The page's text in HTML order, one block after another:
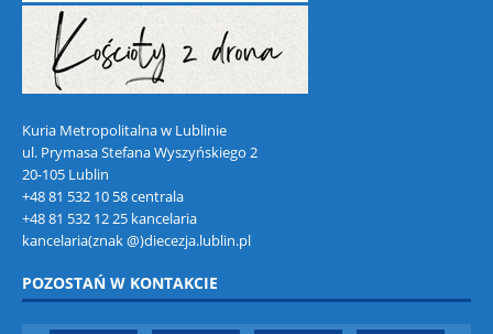
Kuria Metropolitalna w Lublinie
ul. Prymasa Stefana Wyszyńskiego 2
20-105 Lublin
+48 81 532 10 58 centrala
+48 81 532 12 25 kancelaria
kancelaria(znak @)diecezja.lublin.pl
POZOSTAŃ W KONTAKCIE